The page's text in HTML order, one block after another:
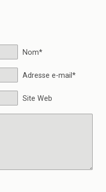
Nom*
Adresse e-mail*
Site Web